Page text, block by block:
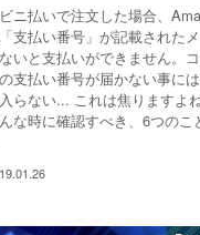
ニ払いで注文した場合、
支払い番号」が記載された
いと支払いができません。
支払い番号が届かない事に
らない... これは焦りますよ
な時に確認すべき、6つのこ